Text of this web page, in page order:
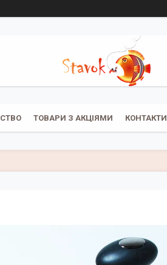
ТОВАРИ З АКЦІЯМИ КОНТАКТИ